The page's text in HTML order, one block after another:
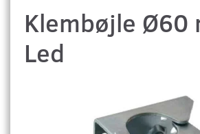
Klembøjle Ø60
Led